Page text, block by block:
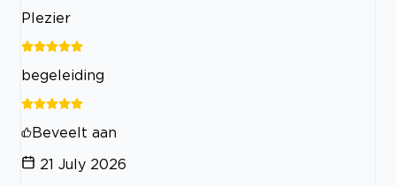
Plezier
begeleiding
Beveelt aan
21 July 2026